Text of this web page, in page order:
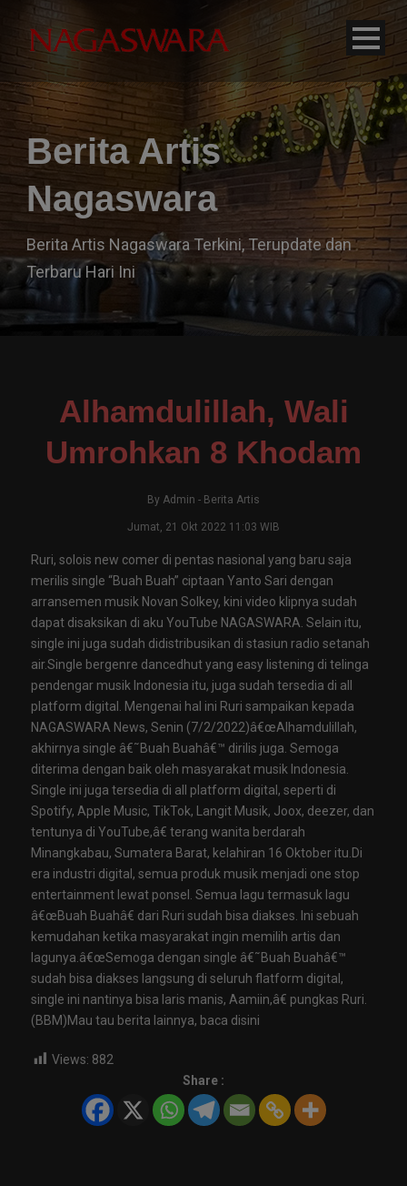
Berita Artis
Nagaswara
Berita Artis Nagaswara Terkini, Terupdate dan
Terbaru Hari Ini
Alhamdulillah, Wali
Umrohkan 8 Khodam
By Admin - Berita Artis
Jumat, 21 Okt 2022 11:03 WIB
Ruri, solois new comer di pentas nasional yang baru saja
merilis single “Buah Buah” ciptaan Yanto Sari dengan
arransemen musik Novan Solkey, kini video klipnya sudah
dapat disaksikan di aku YouTube NAGASWARA. Selain itu,
single ini juga sudah didistribusikan di stasiun radio setanah
air.Single bergenre dancedhut yang easy listening di telinga
pendengar musik Indonesia itu, juga sudah tersedia di all
platform digital. Mengenai hal ini Ruri sampaikan kepada
NAGASWARA News, Senin (7/2/2022)â€œAlhamdulillah,
akhirnya single â€˜Buah Buahâ€™ dirilis juga. Semoga
diterima dengan baik oleh masyarakat musik Indonesia.
Single ini juga tersedia di all platform digital, seperti di
Spotify, Apple Music, TikTok, Langit Musik, Joox, deezer, dan
tentunya di YouTube,â€ terang wanita berdarah
Minangkabau, Sumatera Barat, kelahiran 16 Oktober itu.Di
era industri digital, semua produk musik menjadi one stop
entertainment lewat ponsel. Semua lagu termasuk lagu
â€œBuah Buahâ€ dari Ruri sudah bisa diakses. Ini sebuah
kemudahan ketika masyarakat ingin memilih artis dan
lagunya.â€œSemoga dengan single â€˜Buah Buahâ€™
sudah bisa diakses langsung di seluruh flatform digital,
single ini nantinya bisa laris manis, Aamiin,â€ pungkas Ruri.
(BBM)Mau tau berita lainnya, baca disini
Views: 882
Share :
modal-check